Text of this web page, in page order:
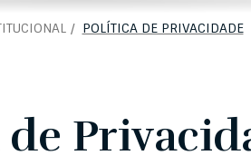
POLÍTICA DE PRIVACIDADE